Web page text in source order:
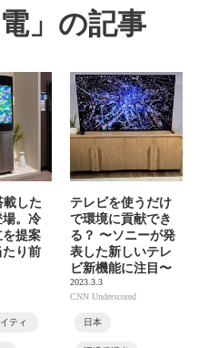
」の記事
した
場。冷
を提案
たり前
ティ
テレビを使うだけ
で環境に貢献でき
る？ 〜ソニーが発
表した新しいテレ
ビ新機能に注目〜
2023.3.3
CNN Underscored
日本